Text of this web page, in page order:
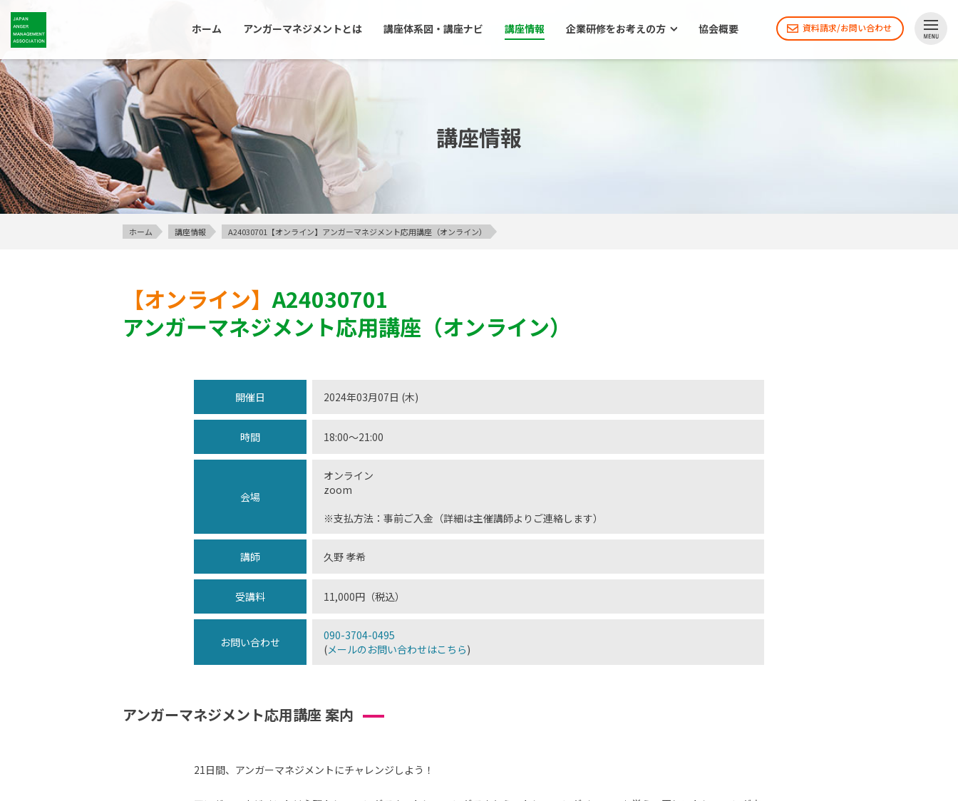
ホーム アンガーマネジメントとは 講座体系図・講座ナビ 講座情報 企業研修をお考えの方 協会概要 資料請求/お問い合わせ
講座情報
ホーム 講座情報 A24030701【オンライン】アンガーマネジメント応用講座（オンライン）
【オンライン】A24030701
アンガーマネジメント応用講座（オンライン）
開催日 2024年03月07日 (木)
時間 18:00〜21:00
会場
オンライン
zoom
※支払方法：事前ご入金（詳細は主催講師よりご連絡します）
講師 久野 孝希
受講料 11,000円（税込）
お問い合わせ
090-3704-0495
(メールのお問い合わせはこちら)
アンガーマネジメント応用講座 案内
21日間、アンガーマネジメントにチャレンジしよう！